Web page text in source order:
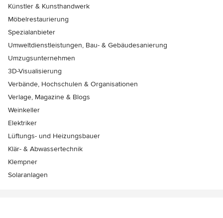
Künstler & Kunsthandwerk
Möbelrestaurierung
Spezialanbieter
Umweltdienstleistungen, Bau- & Gebäudesanierung
Umzugsunternehmen
3D-Visualisierung
Verbände, Hochschulen & Organisationen
Verlage, Magazine & Blogs
Weinkeller
Elektriker
Lüftungs- und Heizungsbauer
Klär- & Abwassertechnik
Klempner
Solaranlagen